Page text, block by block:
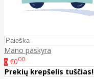
Mano paskyra
0 €000
Prekių krepšelis tuščias!